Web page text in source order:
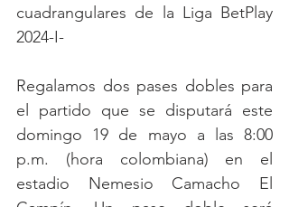
cuadrangulares de la Liga BetPlay
2024-I-
Regalamos dos pases dobles para
el partido que se disputará este
domingo 19 de mayo a las 8:00
p.m. (hora colombiana) en el
estadio Nemesio Camacho El